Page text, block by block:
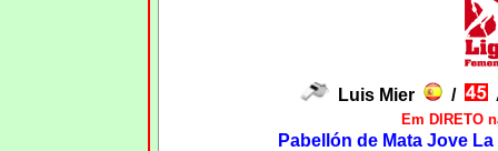
Luis Mier /
Em DIRETO
Pabellón de Mata Jove